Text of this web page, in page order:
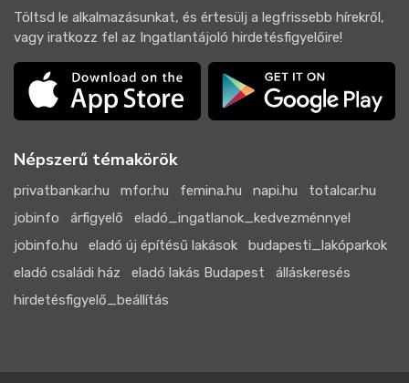
Töltsd le alkalmazásunkat, és értesülj a legfrissebb hírekről,
vagy iratkozz fel az Ingatlantájoló hirdetésfigyelőire!
Népszerű témakörök
privatbankar.hu mfor.hu femina.hu napi.hu
totalcar.hu
jobinfo
árfigyelő
eladó_ingatlanok_kedvezménnyel
jobinfo.hu
eladó új építésű lakások
budapesti_lakóparkok
eladó családi ház
eladó lakás Budapest
álláskeresés
hirdetésfigyelő_beállítás